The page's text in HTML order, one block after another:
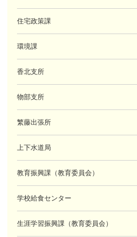
住宅政策課
環境課
香北支所
物部支所
繁藤出張所
上下水道局
教育振興課（教育委員会）
学校給食センター
生涯学習振興課（教育委員会）